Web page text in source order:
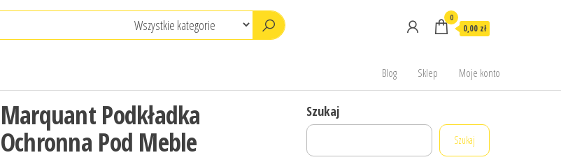
0
0,00 zł
Blog Sklep Moje konto
Marquant Podkładka
Ochronna Pod Meble
Szukaj
Szukaj